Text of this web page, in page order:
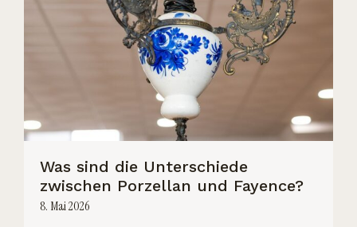
Was sind die Unterschiede
zwischen Porzellan und Fayence?
8. Mai 2026